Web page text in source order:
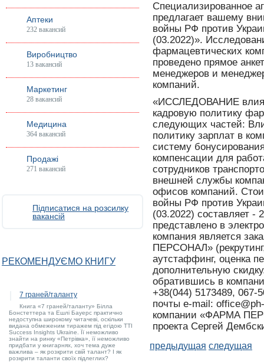
Аптеки
232 вакансий
Виробництво
13 вакансий
Маркетинг
28 вакансий
Медицина
364 вакансий
Продажі
271 вакансий
Підписатися на розсилку
вакансій
РЕКОМЕНДУЄМО КНИГУ
7 граней/таланту
Книга «7 граней/таланту» Білла
Бонстеттера та Ешлі Бауерс практично
недоступна широкому читачеві, оскільки
видана обмеженим тиражем під егідою TTI
Success Insights Ukraine. Її неможливо
знайти на ринку «Петрівка», її неможливо
придбати у книгарнях, хоч тема дуже
важлива – як розкрити свій талант? І як
розкрити таланти своїх підлеглих?
Специализированное
предлагает вашему
войны РФ против
(03.2022)».
фармацевтических
проведено прямое
менеджеров и
компаний.
«ИССЛЕДОВАНИЕ
кадровую политику
следующих частей:
политику зарплат в
систему
компенсации для
сотрудников
внешней службы
офисов компаний.
войны РФ против
(03.2022) составляет
представлено в
компания является
ПЕРСОНАЛ» (рекрутинг,
аутстаффинг, оценка
дополнительную
обратившись в
+38(044) 5173489,
почты e-mail:
компании «ФАРМА
проекта Сергей
предыдущая следущая